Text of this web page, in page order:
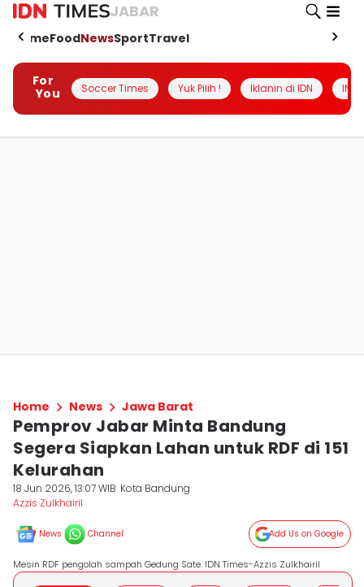
JABAR
HomeFoodNewsSportTravel
For
You
Soccer Times Yuk Pilih ! Iklanin di IDN
Home News Jawa Barat
Pemprov Jabar Minta Bandung
Segera Siapkan Lahan untuk RDF di 151
Kelurahan
18 Jun 2026, 13:07 WIB Kota Bandung
Azzis Zulkhairil
News Channel Add Us on Google
Mesin RDF pengolah sampah Gedung Sate. IDN Times-Azzis Zulkhairil